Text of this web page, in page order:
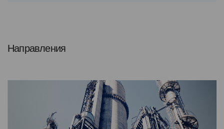
Направления